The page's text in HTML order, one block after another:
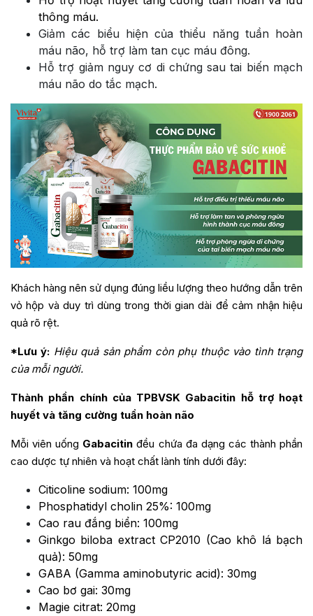
thông máu.
Giảm các biểu hiện của thiểu năng tuần hoàn
máu não, hỗ trợ làm tan cục máu đông.
Hỗ trợ giảm nguy cơ di chứng sau tai biến mạch
máu não do tắc mạch.
Khách hàng nên sử dụng đúng liều lượng theo hướng dẫn trên
vỏ hộp và duy trì dùng trong thời gian dài để cảm nhận hiệu
quả rõ rệt.
*Lưu ý: Hiệu quả sản phẩm còn phụ thuộc vào tình trạng
của mỗi người.
Thành phần chính của TPBVSK Gabacitin hỗ trợ hoạt
huyết và tăng cường tuần hoàn não
Mỗi viên uống Gabacitin đều chứa đa dạng các thành phần
cao dược tự nhiên và hoạt chất lành tính dưới đây:
Citicoline sodium: 100mg
Phosphatidyl cholin 25%: 100mg
Cao rau đắng biển: 100mg
Ginkgo biloba extract CP2010 (Cao khô lá bạch
quả): 50mg
GABA (Gamma aminobutyric acid): 30mg
Cao bơ gai: 30mg
Magie citrat: 20mg